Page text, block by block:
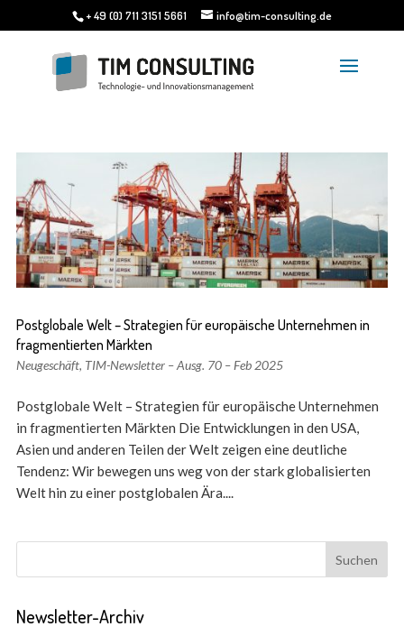
+ 49 (0) 711 3151 5661 info@tim-consulting.de
Postglobale Welt – Strategien für europäische Unternehmen in
fragmentierten Märkten
Neugeschäft, TIM-Newsletter – Ausg. 70 – Feb 2025
Postglobale Welt – Strategien für europäische Unternehmen
in fragmentierten Märkten Die Entwicklungen in den USA,
Asien und anderen Teilen der Welt zeigen eine deutliche
Tendenz: Wir bewegen uns weg von der stark globalisierten
Welt hin zu einer postglobalen Ära....
Newsletter-Archiv